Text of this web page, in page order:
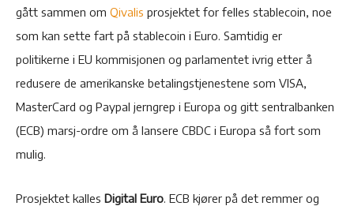
gått sammen om Qivalis prosjektet for felles stablecoin, noe
som kan sette fart på stablecoin i Euro. Samtidig er
politikerne i EU kommisjonen og parlamentet ivrig etter å
redusere de amerikanske betalingstjenestene som VISA,
MasterCard og Paypal jerngrep i Europa og gitt sentralbanken
(ECB) marsj-ordre om å lansere CBDC i Europa så fort som
mulig.
Prosjektet kalles Digital Euro. ECB kjører på det remmer og